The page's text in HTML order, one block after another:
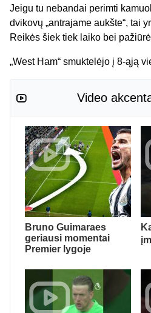
Jeigu tu nebandai perimti
dvikovų „antrajame aukšte“, tai
Reikės šiek tiek laiko bei
„West Ham“ smuktelėjo į 8-ąją
Video
Bruno Guimaraes
geriausi momentai
Premier lygoje